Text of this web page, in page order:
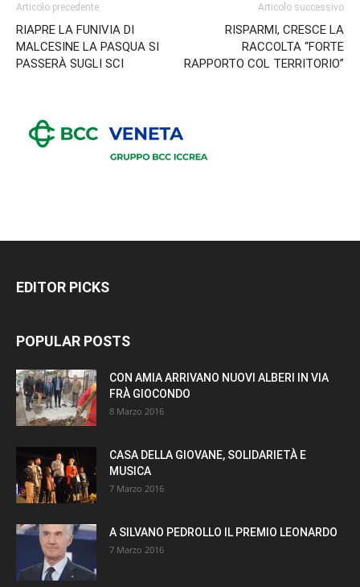
Articolo precedente
RIAPRE LA FUNIVIA DI
MALCESINE LA PASQUA SI
PASSERÀ SUGLI SCI
Articolo successivo
RISPARMI, CRESCE LA
RACCOLTA “FORTE
RAPPORTO COL TERRITORIO”
EDITOR PICKS
POPULAR POSTS
CON AMIA ARRIVANO NUOVI ALBERI IN VIA
FRÀ GIOCONDO
8 Marzo 2016
CASA DELLA GIOVANE, SOLIDARIETÀ E
MUSICA
7 Marzo 2016
A SILVANO PEDROLLO IL PREMIO LEONARDO
7 Marzo 2016